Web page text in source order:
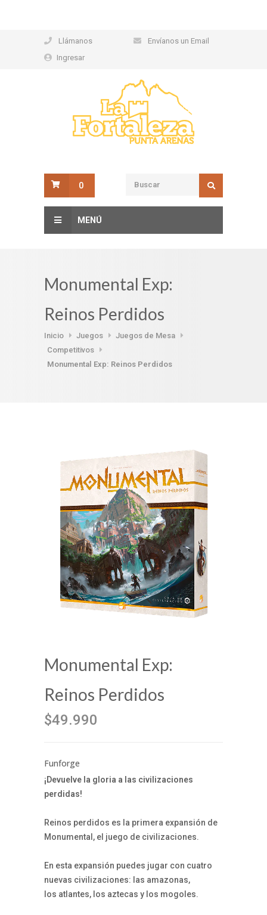
Llámanos
Envíanos un Email
Ingresar
0
MENÚ
Monumental Exp:
Reinos Perdidos
Inicio Juegos
Juegos de Mesa
Competitivos
Monumental Exp: Reinos Perdidos
Monumental Exp:
Reinos Perdidos
$49.990
Funforge
¡Devuelve la gloria a las civilizaciones
perdidas!
Reinos perdidos es la primera expansión de
Monumental, el juego de civilizaciones.
En esta expansión puedes jugar con cuatro
nuevas civilizaciones: las amazonas,
los atlantes, los aztecas y los mogoles.